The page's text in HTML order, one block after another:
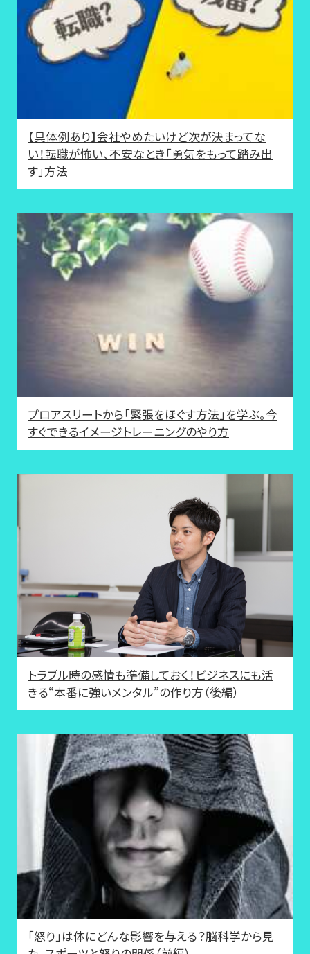
【具体例あり】会社やめたいけど次が決まってな
い！転職が怖い、不安なとき「勇気をもって踏み出
す」方法
プロアスリートから「緊張をほぐす方法」を学ぶ。今
すぐできるイメージトレーニングのやり方
トラブル時の感情も準備しておく！ビジネスにも活
きる“本番に強いメンタル”の作り方（後編）
「怒り」は体にどんな影響を与える？脳科学から見